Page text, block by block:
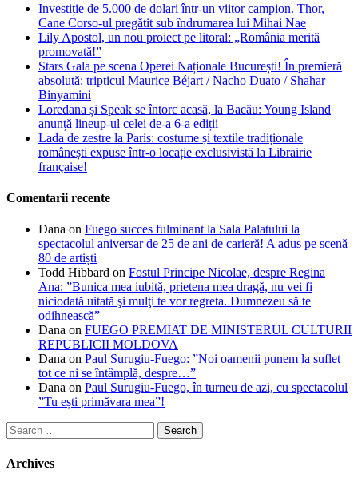
Investiție de 5.000 de dolari într-un viitor campion. Thor,
Cane Corso-ul pregătit sub îndrumarea lui Mihai Nae
Lily Apostol, un nou proiect pe litoral: „România merită
promovată!”
Stars Gala pe scena Operei Naționale București! În premieră
absolută: tripticul Maurice Béjart / Nacho Duato / Shahar
Binyamini
Loredana și Speak se întorc acasă, la Bacău: Young Island
anunță lineup-ul celei de-a 6-a ediții
Lada de zestre la Paris: costume și textile tradiționale
românești expuse într-o locație exclusivistă la Librairie
française!
Comentarii recente
Dana on Fuego succes fulminant la Sala Palatului la
spectacolul aniversar de 25 de ani de carieră! A adus pe scenă
80 de artiști
Todd Hibbard on Fostul Principe Nicolae, despre Regina
Ana: ”Bunica mea iubită, prietena mea dragă, nu vei fi
niciodată uitată şi mulţi te vor regreta. Dumnezeu să te
odihnească”
Dana on FUEGO PREMIAT DE MINISTERUL CULTURII
REPUBLICII MOLDOVA
Dana on Paul Surugiu-Fuego: ”Noi oamenii punem la suflet
tot ce ni se întâmplă, despre…”
Dana on Paul Surugiu-Fuego, în turneu de azi, cu spectacolul
”Tu ești primăvara mea”!
Search
for:
Archives